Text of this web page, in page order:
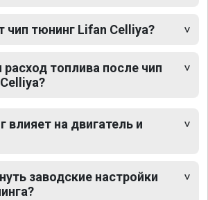
чип тюнинг Lifan Celliya?
расход топлива после чип
влияет на двигатель и
заводские настройки